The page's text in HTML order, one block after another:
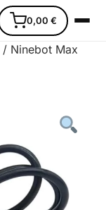
0,00 €
/ Ninebot Max